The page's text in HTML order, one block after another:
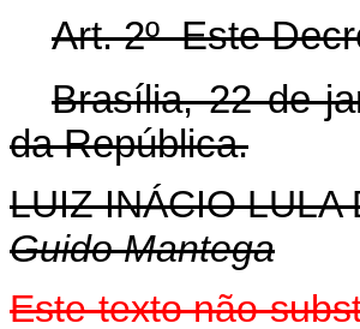
Art. 2ºEste
Brasília, 22 de
da República.
LUIZ INÁCIO LULA
Guido Mantega
Este texto não